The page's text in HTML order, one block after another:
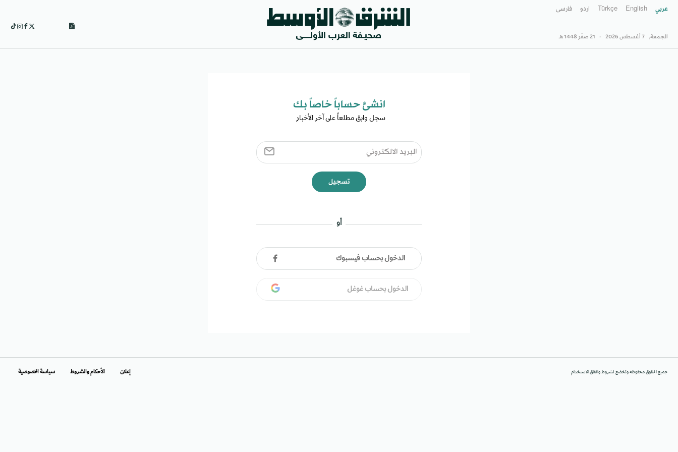
عربي English
Türkçe اردو فارسى
الجمعة, 7 أغسطس 2026 - 21 صفَر 1448 هـ
انشئ حساباً خاصاً بك​
سجل وابق مطلعاً على آخر الأخبار ​
تسجيل
أو
الدخول بحساب فيسبوك
الدخول بحساب غوغل
جميع الحقوق محفوظة وتخضع لشروط واتفاق الاستخدام إعلان الأحكام والشروط سياسة الخصوصية